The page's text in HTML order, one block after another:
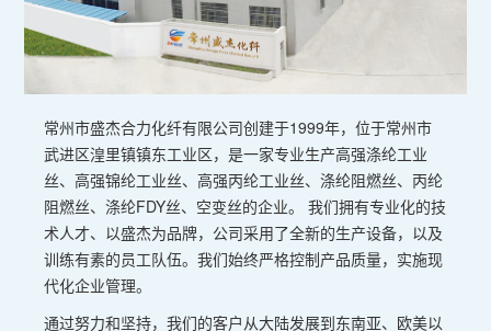
常州市盛杰合力化纤有限公司创建于1999年，位于常州市
武进区湟里镇镇东工业区，是一家专业生产高强涤纶工业
丝、高强锦纶工业丝、高强丙纶工业丝、涤纶阻燃丝、丙纶
阻燃丝、涤纶FDY丝、空变丝的企业。 我们拥有专业化的技
术人才、以盛杰为品牌，公司采用了全新的生产设备，以及
训练有素的员工队伍。我们始终严格控制产品质量，实施现
代化企业管理。
通过努力和坚持，我们的客户从大陆发展到东南亚、欧美以